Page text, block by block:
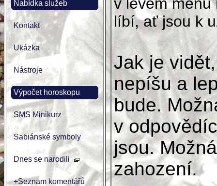
Nabídka služeb
Kontakt
Ukázka
Nástroje
Výpočet horoskopu
SMS Minikurz
Sabiánské symboly
Dnes se narodili
+Seznam komentářů
líbí, ať jsou k
Jak je
nepíšu a
bude.
v
jsou.
zahození.